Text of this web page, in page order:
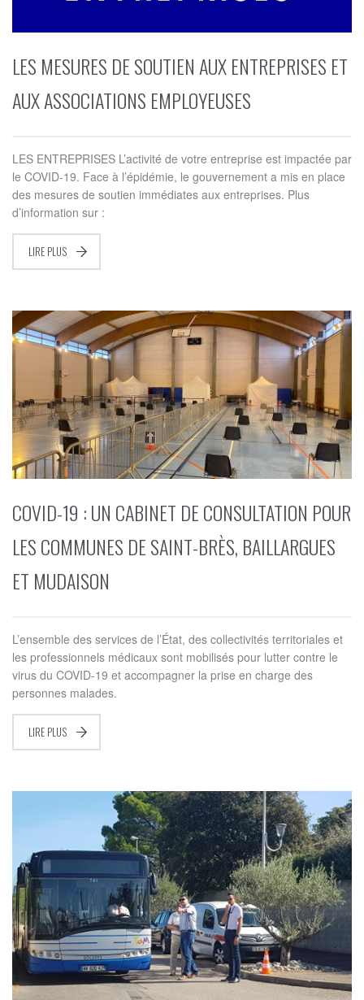
LES MESURES DE SOUTIEN AUX ENTREPRISES ET
AUX ASSOCIATIONS EMPLOYEUSES
LES ENTREPRISES L’activité de votre entreprise est impactée par
le COVID-19. Face à l’épidémie, le gouvernement a mis en place
des mesures de soutien immédiates aux entreprises. Plus
d’information sur :
LIRE PLUS
COVID-19 : UN CABINET DE CONSULTATION POUR
LES COMMUNES DE SAINT-BRÈS, BAILLARGUES
ET MUDAISON
L’ensemble des services de l’État, des collectivités territoriales et
les professionnels médicaux sont mobilisés pour lutter contre le
virus du COVID-19 et accompagner la prise en charge des
personnes malades.
LIRE PLUS